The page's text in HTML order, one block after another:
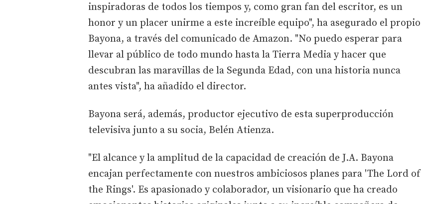
inspiradoras de todos los tiempos y, como gran fan del escritor, es un
honor y un placer unirme a este increíble equipo", ha asegurado el propio
Bayona, a través del comunicado de Amazon. "No puedo esperar para
llevar al público de todo mundo hasta la Tierra Media y hacer que
descubran las maravillas de la Segunda Edad, con una historia nunca
antes vista", ha añadido el director.
Bayona será, además, productor ejecutivo de esta superproducción
televisiva junto a su socia, Belén Atienza.
"El alcance y la amplitud de la capacidad de creación de J.A. Bayona
encajan perfectamente con nuestros ambiciosos planes para 'The Lord of
the Rings'. Es apasionado y colaborador, un visionario que ha creado